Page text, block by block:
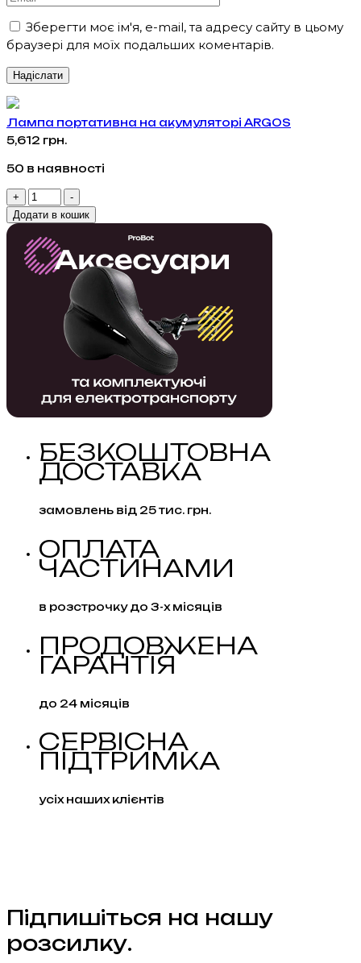
Зберегти моє ім'я, e-mail, та адресу сайту в цьому
браузері для моїх подальших коментарів.
Лампа портативна на акумуляторі ARGOS
5,612 грн.
50 в наявності
+
Лампа
портативна
акумуляторі
ARGOS
кількість
-
Додати в кошик
БЕЗКОШТОВНА
ДОСТАВКА
замовлень від 25 тис. грн.
ОПЛАТА
ЧАСТИНАМИ
в розстрочку до 3-х місяців
ПРОДОВЖЕНА
ГАРАНТІЯ
до 24 місяців
СЕРВІСНА
ПІДТРИМКА
усіх наших клієнтів
Підпишіться на нашу
розсилку.